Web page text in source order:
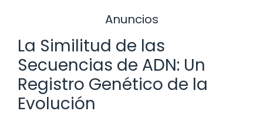
Anuncios
La Similitud de las
Secuencias de ADN: Un
Registro Genético de la
Evolución